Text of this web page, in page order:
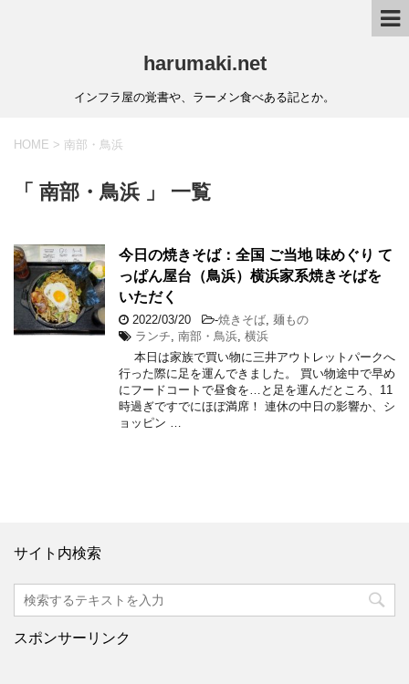
harumaki.net
インフラ屋の覚書や、ラーメン食べある記とか。
HOME > 南部・鳥浜
「 南部・鳥浜 」 一覧
今日の焼きそば：全国 ご当地 味めぐり て
っぱん屋台（鳥浜）横浜家系焼きそばを
いただく
2022/03/20 -焼きそば 麺もの
ランチ 南部・鳥浜 横浜
本日は家族で買い物に三井アウトレットパークへ
行った際に足を運んできました。 買い物途中で早め
にフードコートで昼食を…と足を運んだところ、11
時過ぎですでにほぼ満席！ 連休の中日の影響か、シ
ョッピン …
サイト内検索
スポンサーリンク